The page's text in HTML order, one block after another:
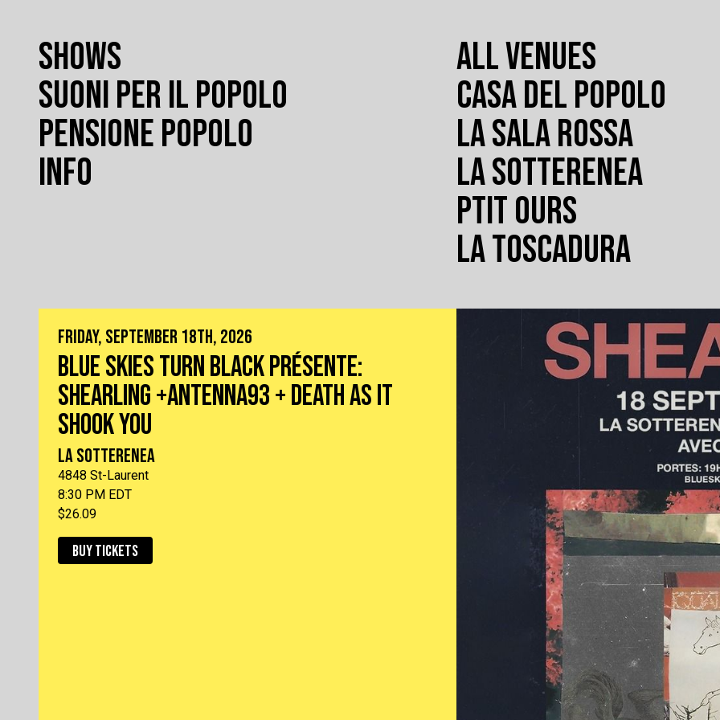
SHOWS
SUONI PER IL POPOLO
PENSIONE POPOLO
INFO
ALL VENUES
CASA DEL POPOLO
LA SALA ROSSA
LA SOTTERENEA
PTIT OURS
LA TOSCADURA
FRIDAY, SEPTEMBER 18TH, 2026
BLUE SKIES TURN BLACK PRÉSENTE:
SHEARLING +ANTENNA93 + DEATH AS IT
SHOOK YOU
LA SOTTERENEA
4848 St-Laurent
8:30 PM EDT
$26.09
BUY TICKETS